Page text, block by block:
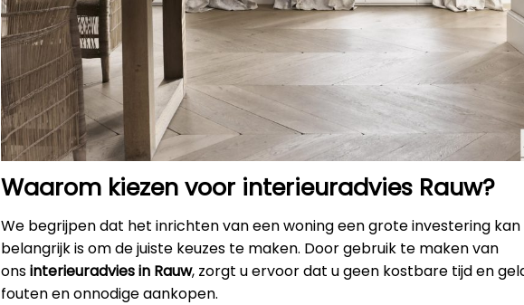
Waarom kiezen voor interieuradvies Rauw?
We begrijpen dat het inrichten van een woning een grote investering kan
belangrijk is om de juiste keuzes te maken. Door gebruik te maken van
onsinterieuradvies in Rauw, zorgt u ervoor dat u geen kostbare tijd en
fouten en onnodige aankopen.